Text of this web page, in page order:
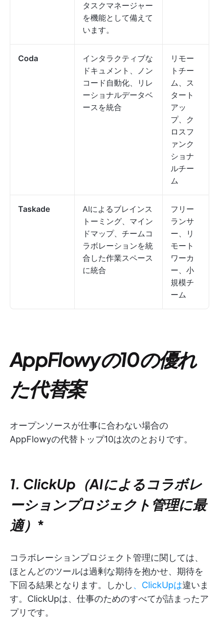
タスクマネージャー
を機能として備えて
います。
Coda
インタラクティブな
ドキュメント、ノン
コード自動化、リレ
ーショナルデータベ
ースを統合
リモー
トチー
ム、ス
タート
アッ
プ、ク
ロスフ
ァンク
ショナ
ルチー
ム
Taskade
AIによるブレインス
トーミング、マイン
ドマップ、チームコ
ラボレーションを統
合した作業スペース
に統合
フリー
ランサ
ー、リ
モート
ワーカ
ー、小
規模チ
ーム
AppFlowyの10の優れ
た代替案
オープンソースが仕事に合わない場合の
AppFlowyの代替トップ10は次のとおりです。
1. ClickUp（AIによるコラボレ
ーションプロジェクト管理に最
適） *
コラボレーションプロジェクト管理に関しては、
ほとんどのツールは過剰な期待を抱かせ、期待を
下回る結果となります。しかし 、ClickUpは違いま
す。ClickUpは、仕事のためのすべてが詰まったア
プリです。